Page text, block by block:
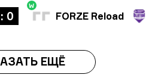
0
W
FORZE Reload
ЕЩЁ